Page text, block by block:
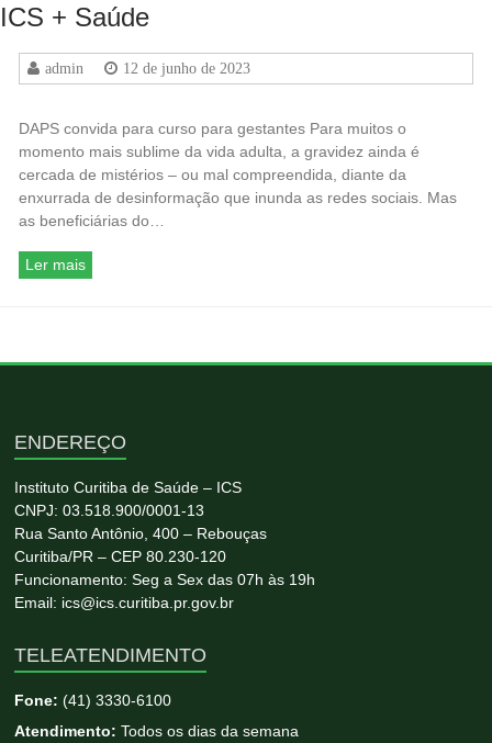
ICS + Saúde
admin 12 de junho de 2023
DAPS convida para curso para gestantes Para muitos o
momento mais sublime da vida adulta, a gravidez ainda é
cercada de mistérios – ou mal compreendida, diante da
enxurrada de desinformação que inunda as redes sociais. Mas
as beneficiárias do…
Ler mais
ENDEREÇO
Instituto Curitiba de Saúde – ICS
CNPJ: 03.518.900/0001-13
Rua Santo Antônio, 400 – Rebouças
Curitiba/PR – CEP 80.230-120
Funcionamento: Seg a Sex das 07h às 19h
Email: ics@ics.curitiba.pr.gov.br
TELEATENDIMENTO
Fone:(41) 3330-6100
Atendimento: Todos os dias da semana